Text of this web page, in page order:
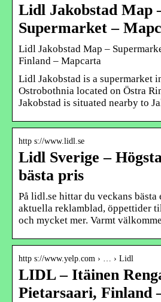
Lidl Jakobstad Map
Supermarket –
Lidl Jakobstad Map –
Finland – Mapcarta
Lidl Jakobstad is a supermarket
Ostrobothnia located on Östra
Jakobstad is situated nearby to
http s://www.lidl.se
Lidl Sverige –
bästa pris
På lidl.se hittar du veckans bästa
aktuella reklamblad, öppettider
och mycket mer. Varmt
http s://www.yelp.com › … › Lidl
LIDL – Itäinen
Pietarsaari, Finland